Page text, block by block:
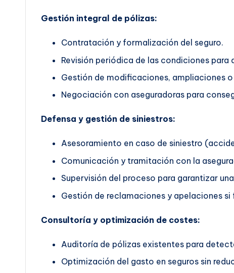
Gestión integral de pólizas:
Contratación y formalización del seguro.
Revisión periódica de las condiciones para
Gestión de modificaciones, ampliaciones
Negociación con aseguradoras para
Defensa y gestión de siniestros:
Asesoramiento en caso de siniestro
Comunicación y tramitación con la
Supervisión del proceso para garantizar
Gestión de reclamaciones y apelaciones si
Consultoría y optimización de costes:
Auditoría de pólizas existentes para
Optimización del gasto en seguros sin